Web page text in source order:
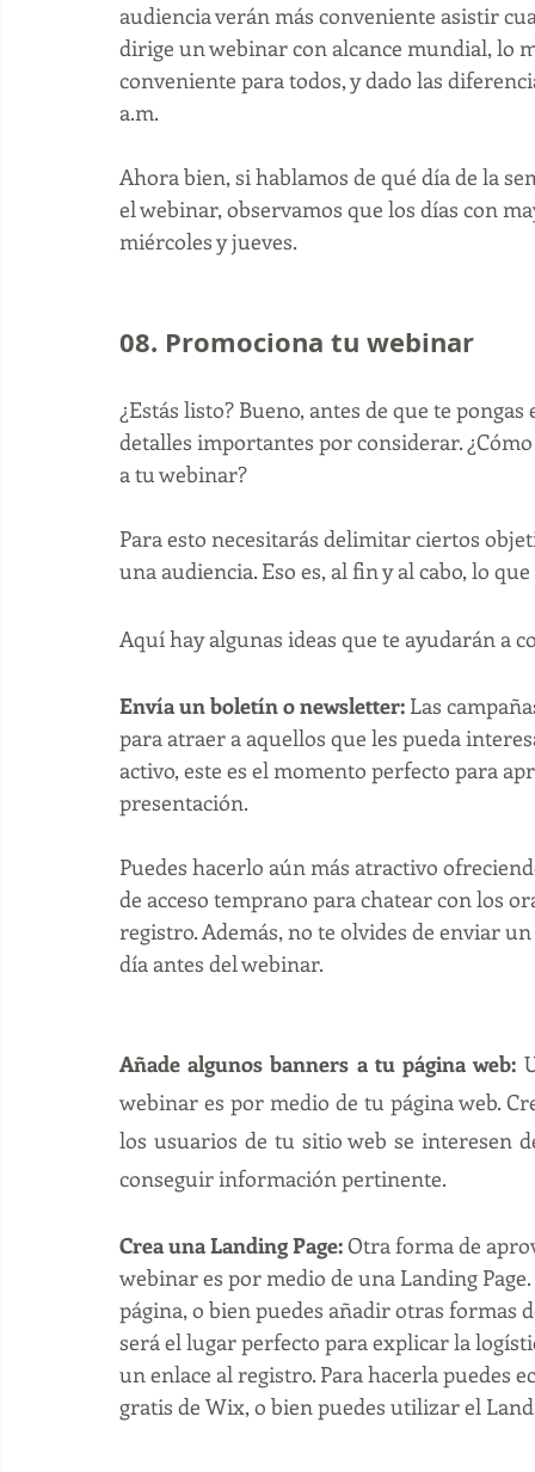
audiencia verán más conveniente asistir
dirige un webinar con alcance mundial, lo
conveniente para todos, y dado las
a.m.
Ahora bien, si hablamos de qué día de la
el webinar, observamos que los días con
miércoles y jueves.
08. Promociona tu webinar
¿Estás listo? Bueno, antes de que te
detalles importantes por considerar.
a tu webinar?
Para esto necesitarás delimitar ciertos
una audiencia. Eso es, al fin y al cabo, lo
Aquí hay algunas ideas que te ayudarán a
Envía un boletín o newsletter: Las
para atraer a aquellos que les pueda
activo, este es el momento perfecto para
presentación.
Puedes hacerlo aún más atractivo
de acceso temprano para chatear con los
registro. Además, no te olvides de enviar
día antes del webinar.
Añade algunos banners a tu página web:
webinar es por medio de tu página web.
los usuarios de tu sitio web se interesen
conseguir información pertinente.
Crea una Landing Page: Otra forma de
webinar es por medio de una Landing
página, o bien puedes añadir otras formas
será el lugar perfecto para explicar la
un enlace al registro. Para hacerla puedes
gratis de Wix, o bien puedes utilizar el